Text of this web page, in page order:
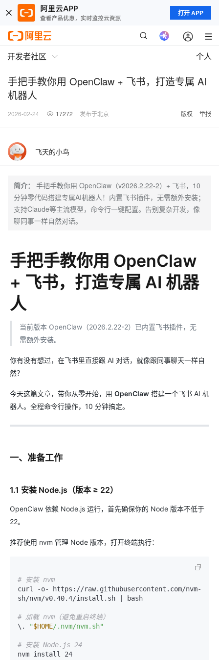
打开 APP
开发者社区 个人
手把手教你用 OpenClaw + 飞书，打造专属 AI
机器人
2026-02-24 17272 发布于北京 版权 举报
飞天的小鸟
简介：
手把手教你用 OpenClaw（v2026.2.22-2）+ 飞书，10
分钟零代码搭建专属AI机器人！内置飞书插件，无需额外安装；
支持Claude等主流模型，命令行一键配置。告别复杂开发，像
聊同事一样自然对话。
手把手教你用 OpenClaw
+ 飞书，打造专属 AI 机器
人
当前版本 OpenClaw（2026.2.22-2）已内置飞书插件，无
需额外安装。
你有没有想过，在飞书里直接跟 AI 对话，就像跟同事聊天一样自
然？
今天这篇文章，带你从零开始，用 OpenClaw 搭建一个飞书 AI 机
器人。全程命令行操作，10 分钟搞定。
一、准备工作
1.1 安装 Node.js（版本 ≥ 22）
OpenClaw 依赖 Node.js 运行，首先确保你的 Node 版本不低于
22。
推荐使用 nvm 管理 Node 版本，打开终端执行：
# 安装 nvm
curl -o- https://raw.githubusercontent.com/nvm-
sh/nvm/v0.40.4/install.sh | bash
# 加载 nvm（避免重启终端）
\.
"$HOME/.nvm/nvm.sh"
# 安装 Node.js 24
nvm install 24